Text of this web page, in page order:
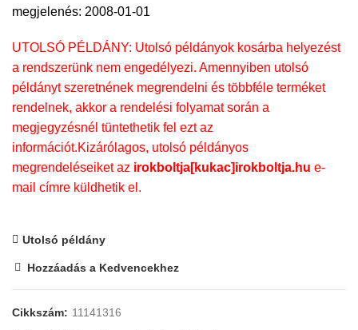
megjelenés: 2008-01-01
UTOLSÓ PÉLDÁNY: Utolsó példányok kosárba helyezést
a rendszerünk nem engedélyezi. Amennyiben utolsó
példányt szeretnének megrendelni és többféle terméket
rendelnek, akkor a rendelési folyamat során a
megjegyzésnél tüntethetik fel ezt az
információt.Kizárólagos, utolsó példányos
megrendeléseiket az irokboltja[kukac]irokboltja.hu e-
mail címre küldhetik el.
Utolsó példány
Hozzáadás a Kedvencekhez
Cikkszám: 11141316